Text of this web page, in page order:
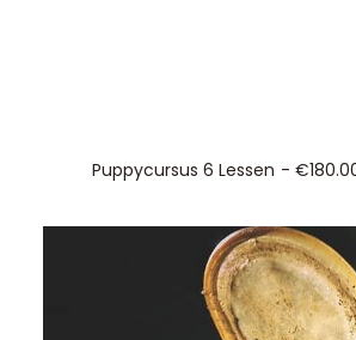
TOEVOEGEN AAN
Puppycursus 6 Lessen €